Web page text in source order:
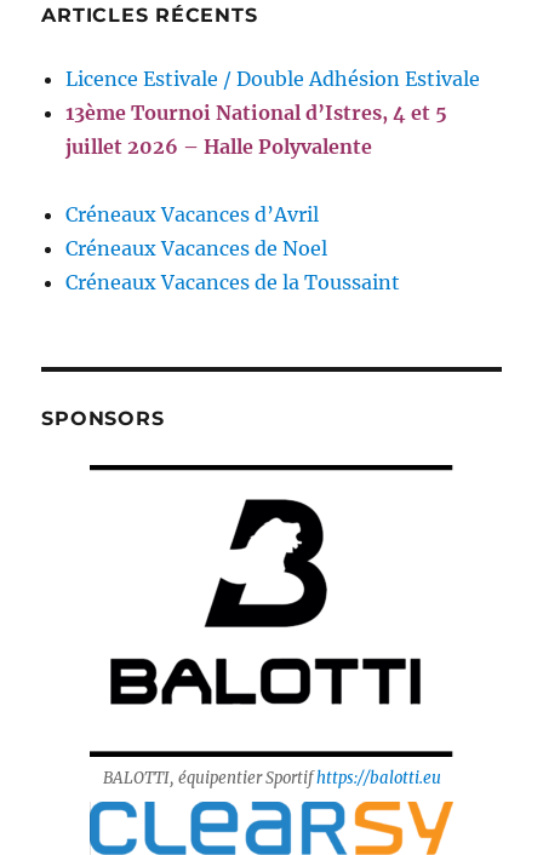
ARTICLES RÉCENTS
Licence Estivale / Double Adhésion Estivale
13ème Tournoi National d’Istres, 4 et 5
juillet 2026 – Halle Polyvalente
Créneaux Vacances d’Avril
Créneaux Vacances de Noel
Créneaux Vacances de la Toussaint
SPONSORS
BALOTTI, équipentier Sportifhttps://balotti.eu